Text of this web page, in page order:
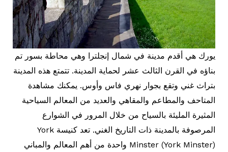
يورك هي أقدم مدينة في شمال إنجلترا وهي محاطة بسور تم
بناؤه في القرن الثالث عشر لحماية المدينة. تتمتع هذه المدينة
بتراث غني وتقع بجوار نهري فاس وأوس. يمكنك مشاهدة
المتاحف والمطاعم والمقاهي والعديد من المعالم السياحية
المثيرة المليئة بالسياح من خلال المرور في الشوارع
المرصوفة بالمدينة ذات التاريخ الغني. تعد كنيسة York
Minster (York Minster) واحدة من أهم المعالم والمباني